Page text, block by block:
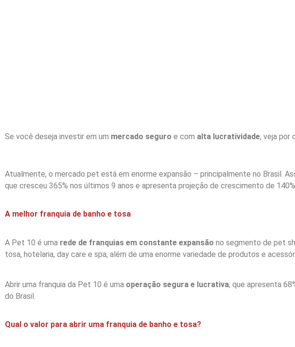
Se você deseja investir em um mercado seguro e com alta lucratividade, veja por
Atualmente, o mercado pet está em enorme expansão – principalmente no Brasil.
que cresceu 365% nos últimos 9 anos e apresenta projeção de crescimento de
A melhor franquia de banho e tosa
A Pet 10 é uma rede de franquias em constante expansão no segmento de pet
tosa, hotelaria, day care e spa, além de uma enorme variedade de produtos e
Abrir uma franquia da Pet 10 é uma operação segura e lucrativa, que apresenta
do Brasil.
Qual o valor para abrir uma franquia de banho e tosa?